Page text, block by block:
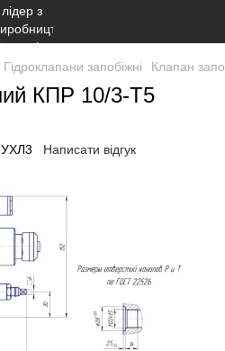
Гiдроклапани запобіжні Клапан
КПР 10/3-Т5
Написати відгук